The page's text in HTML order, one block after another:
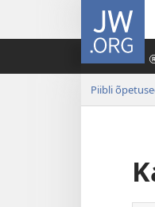
JW.ORG
Piibli